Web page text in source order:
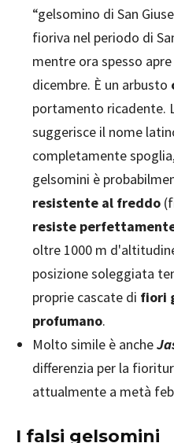
“gelsomino di San
fioriva nel periodo di
mentre ora spesso
dicembre. È un arbusto
portamento ricadente.
suggerisce il nome
completamente
gelsomini è
resistente al freddo
resiste
oltre 1000 m
posizione soleggiata
proprie cascate di fiori
profumano.
Molto simile è anche
differenzia per la
attualmente a metà
I falsi gelsomini